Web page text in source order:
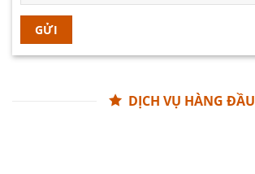
DỊCH VỤ HÀNG ĐẦU